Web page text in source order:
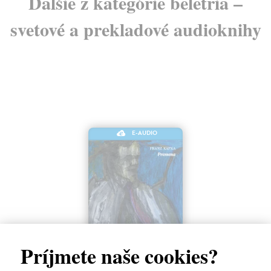
Príjmete naše cookies?
svetové a prekladové audioknihy
E-AUDIO
Franz Kafka| Elektronická audiokniha